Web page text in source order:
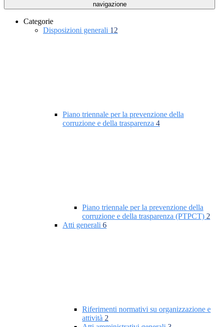
navigazione
Categorie
Disposizioni generali 12
Piano triennale per la prevenzione della
corruzione e della trasparenza 4
Piano triennale per la prevenzione della
corruzione e della trasparenza (PTPCT) 2
Atti generali 6
Riferimenti normativi su organizzazione e
attività 2